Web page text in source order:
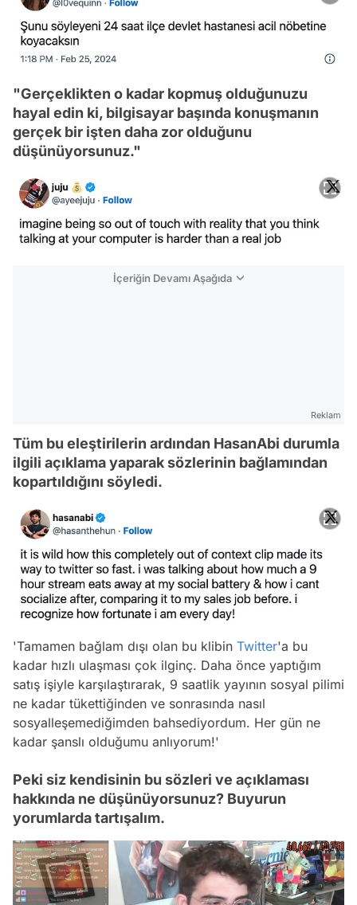
"Gerçeklikten o kadar kopmuş olduğunuzu
hayal edin ki, bilgisayar başında konuşmanın
gerçek bir işten daha zor olduğunu
düşünüyorsunuz."
İçeriğin Devamı Aşağıda
Reklam
Tüm bu eleştirilerin ardından HasanAbi durumla
ilgili açıklama yaparak sözlerinin bağlamından
kopartıldığını söyledi.
'Tamamen bağlam dışı olan bu klibin Twitter'a bu
kadar hızlı ulaşması çok ilginç. Daha önce yaptığım
satış işiyle karşılaştırarak, 9 saatlik yayının sosyal pilimi
ne kadar tükettiğinden ve sonrasında nasıl
sosyalleşemediğimden bahsediyordum. Her gün ne
kadar şanslı olduğumu anlıyorum!'
Peki siz kendisinin bu sözleri ve açıklaması
hakkında ne düşünüyorsunuz? Buyurun
yorumlarda tartışalım.